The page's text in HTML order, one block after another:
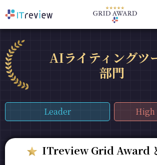
AIライティングツ
部門
Leader High
ITreview Grid Award